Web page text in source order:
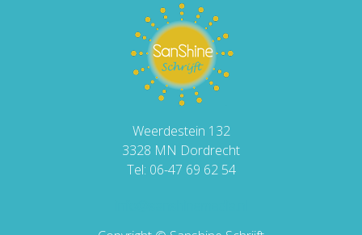
Weerdestein 132
3328 MN Dordrecht
Tel: 06-47 69 62 54